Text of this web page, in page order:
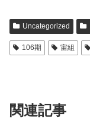
Uncategorized
106期 宙組
関連記事